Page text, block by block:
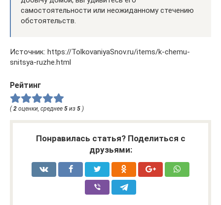
самостоятельности или неожиданному стечению
обстоятельств.
Источник: https://TolkovaniyaSnov.ru/items/k-chemu-
snitsya-ruzhe.html
Рейтинг
(2 оценки, среднее 5 из 5 )
Понравилась статья? Поделиться с
друзьями: